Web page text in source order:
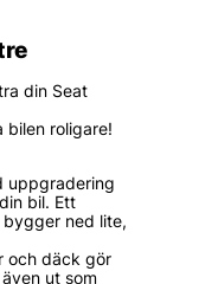
din Seat
bilen roligare!
uppgradering
bil. Ett
ned lite,
och däck gör
ut som